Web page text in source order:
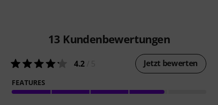
13 Kundenbewertungen
4.2 Jetzt bewerten
FEATURES